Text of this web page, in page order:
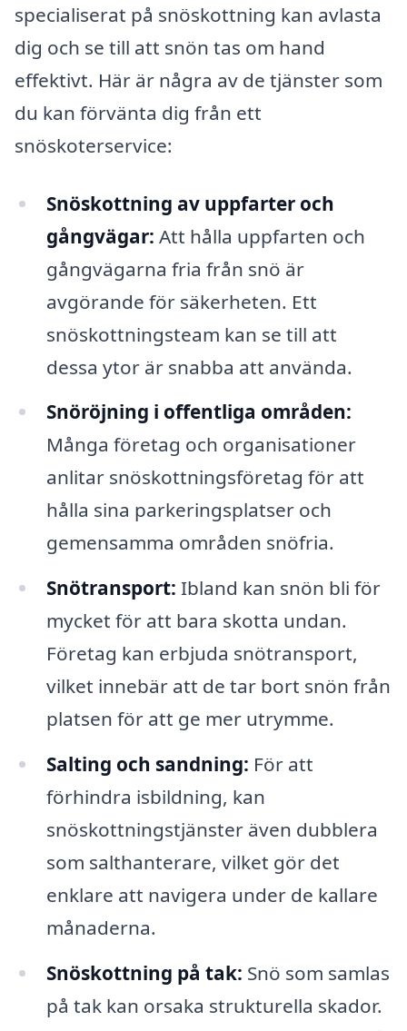
specialiserat på snöskottning kan avlasta
dig och se till att snön tas om hand
effektivt. Här är några av de tjänster som
du kan förvänta dig från ett
snöskoterservice:
Snöskottning av uppfarter och
gångvägar: Att hålla uppfarten och
gångvägarna fria från snö är
avgörande för säkerheten. Ett
snöskottningsteam kan se till att
dessa ytor är snabba att använda.
Snöröjning i offentliga områden:
Många företag och organisationer
anlitar snöskottningsföretag för att
hålla sina parkeringsplatser och
gemensamma områden snöfria.
Snötransport: Ibland kan snön bli för
mycket för att bara skotta undan.
Företag kan erbjuda snötransport,
vilket innebär att de tar bort snön från
platsen för att ge mer utrymme.
Salting och sandning: För att
förhindra isbildning, kan
snöskottningstjänster även dubblera
som salthanterare, vilket gör det
enklare att navigera under de kallare
månaderna.
Snöskottning på tak: Snö som samlas
på tak kan orsaka strukturella skador.